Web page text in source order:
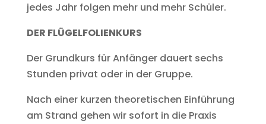
jedes Jahr folgen mehr und mehr Schüler.
DER FLÜGELFOLIENKURS
Der Grundkurs für Anfänger dauert sechs
Stunden privat oder in der Gruppe.
Nach einer kurzen theoretischen Einführung
am Strand gehen wir sofort in die Praxis